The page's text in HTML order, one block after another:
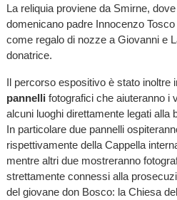
La reliquia proviene da Smirne,
domenicano padre Innocenzo
come regalo di nozze a Giovanni e
donatrice.
Il percorso espositivo è stato inoltre
pannelli fotografici che aiuteranno i
alcuni luoghi direttamente legati alla
In particolare due pannelli
rispettivamente della Cappella
mentre altri due mostreranno
strettamente connessi alla
del giovane don Bosco: la Chiesa